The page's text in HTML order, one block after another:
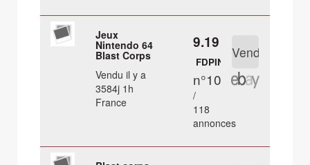
Jeux
Nintendo 64
Blast Corps
Vendu il y a
3584j 1h
France
9.19 €
FDPIN
n°10
/
118
annonces